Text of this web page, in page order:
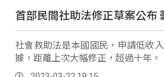
首部民間社助法修正草案公布
社會救助法是本國國民，申請低收
據，距離上次大幅修正，超過十年。